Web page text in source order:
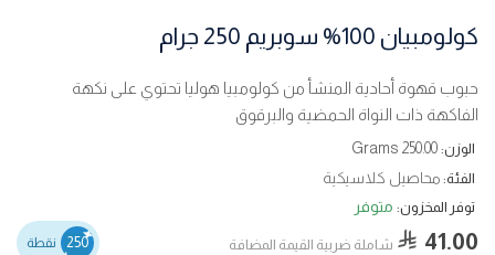
كولومبيان 100% سوبريم 250 جرام
حبوب قهوة أحادية المنشأ من كولومبيا هوليا تحتوي على نكهة
الفاكهة ذات النواة الحمضية والبرقوق
الوزن: 250.00 Grams
الفئة: محاصيل كلاسيكية
توفر المخزون: متوفر
41.00 شاملة ضربية القيمة المضافة 250 نقطة